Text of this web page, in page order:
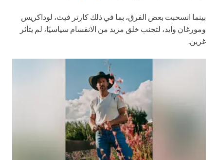
بينما انسحبت بعض الفرق، بما في ذلك كارتر فيث، لوداكريس
ومورغان وايد، لتجنب خلق مزيد من الانقسام سياسيًا، لم يتأثر
غرين.